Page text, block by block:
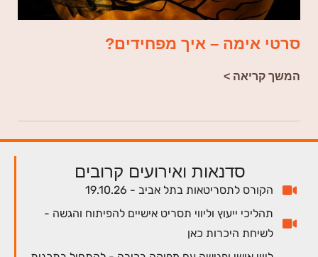
סרטי אימה – איך מפחידים?
המשך קריאה >
סדנאות ואירועים קרובים
הקורס לתסריטאות בתל אביב - 19.10.26
תהליכי ייעוץ וליווי תסריט אישיים להפיתוח והגשה -
לשיחת היכרות כאן